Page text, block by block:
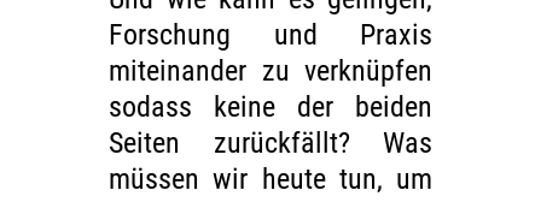
Forschung und Praxis
miteinander zu verknüpfen
sodass keine der beiden
Seiten zurückfällt? Was
müssen wir heute tun, um